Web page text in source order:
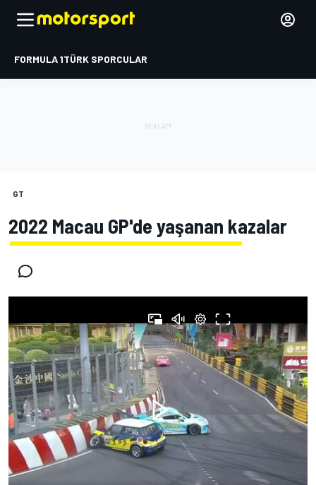
FORMULA 1TÜRK SPORCULAR
GT
2022 Macau GP'de yaşanan kazalar